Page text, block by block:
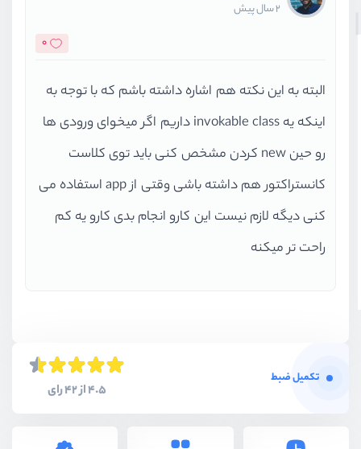
2 سال پیش
0
البته به این نکته هم اشاره داشته باشم که با توجه به
اینکه یه invokable class داریم اگر میخوای ورودی ها
رو حین new کردن مشخص کنی باید توی کلاست
کانستراکتور هم داشته باشی وقتی از app استفاده می
کنی دیگه لازم نیست این کارو انجام بدی کارو یه کم
راحت تر میکنه
تکمیل ضبط
4.5 از 42 رای